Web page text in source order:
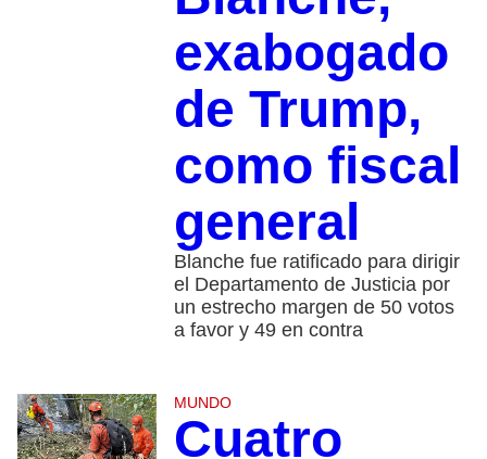
exabogado
de Trump,
como fiscal
general
Blanche fue ratificado para dirigir
el Departamento de Justicia por
un estrecho margen de 50 votos
a favor y 49 en contra
MUNDO
Cuatro